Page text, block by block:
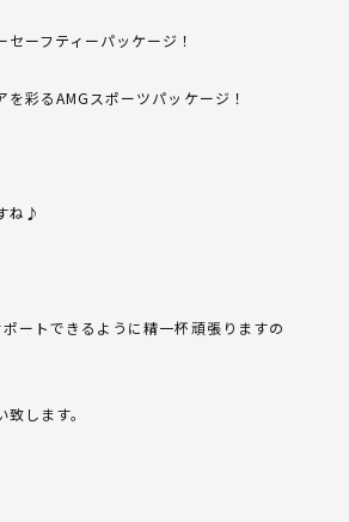
ーフティーパッケージ！
彩るAMGスポーツパッケージ！
ね♪
ートできるように精一杯頑張りますの
します。